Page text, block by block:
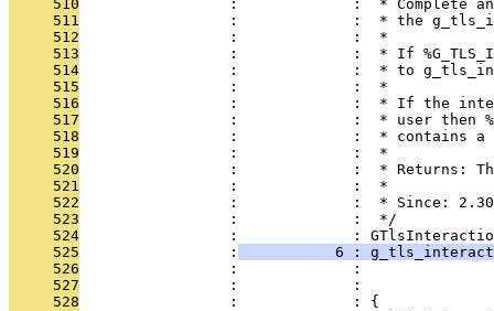
     510
:             :  * Complete
     511
:             :  * the
     512
                 :             :  *
     513
:             :  * If
     514
:             :  * to
     515
                 :             :  *
     516
:             :  * If the
     517
:             :  * user then
     518
:             :  * contains
     519
                 :             :  *
     520
:             :  * Returns:
     521
                 :             :  *
     522
                 :             :  * Since: 2.30
     523
                 :             :  */
     524
:             :
     525
                 :
6 :
     526
:             :
     527
:             :
     528
                 :             : {